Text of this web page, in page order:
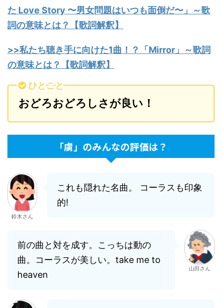
た Love Story 〜男女問題はいつも面倒だ〜」～歌
詞の意味とは？【歌詞解釈】
>>私たち聴き手に向けた1曲！？「Mirror」～歌詞
の意味とは？【歌詞解釈】
ひとこと
おどろおどろしさが良い！
「虜」のみんなの評価は？
鈴木さん
これも隠れた名曲。 コーラスも印象
的!
前の曲と対を成す。こっちは動の
曲。コーラスが美しい。take me to
heaven
山田さん